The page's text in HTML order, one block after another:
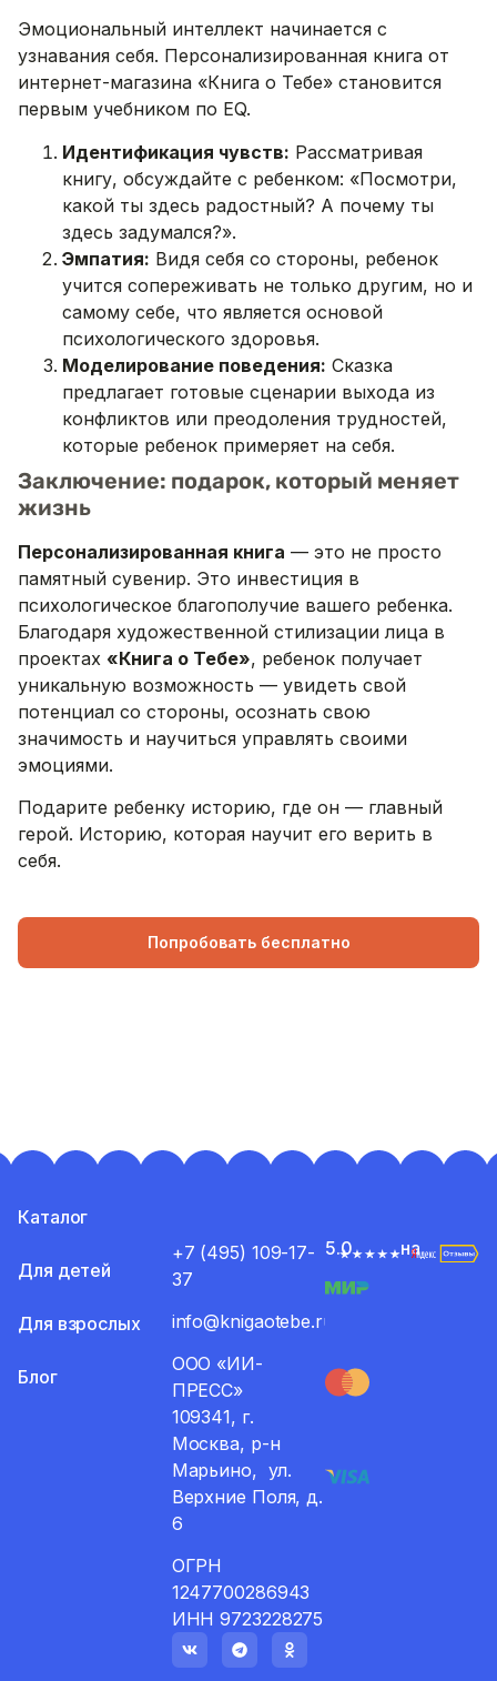
Эмоциональный интеллект начинается с
узнавания себя. Персонализированная книга от
интернет-магазина «Книга о Тебе» становится
первым учебником по EQ.
Идентификация чувств: Рассматривая
книгу, обсуждайте с ребенком: «Посмотри,
какой ты здесь радостный? А почему ты
здесь задумался?».
Эмпатия: Видя себя со стороны, ребенок
учится сопереживать не только другим, но и
самому себе, что является основой
психологического здоровья.
Моделирование поведения: Сказка
предлагает готовые сценарии выхода из
конфликтов или преодоления трудностей,
которые ребенок примеряет на себя.
Заключение: подарок, который меняет
жизнь
Персонализированная книга — это не просто
памятный сувенир. Это инвестиция в
психологическое благополучие вашего ребенка.
Благодаря художественной стилизации лица в
проектах «Книга о Тебе», ребенок получает
уникальную возможность — увидеть свой
потенциал со стороны, осознать свою
значимость и научиться управлять своими
эмоциями.
Подарите ребенку историю, где он — главный
герой. Историю, которая научит его верить в
себя.
Попробовать бесплатно
+7 (495) 109-17-
37
info@knigaotebe.ru
ООО «ИИ-
ПРЕСС»
109341, г.
Москва, р-н
Марьино, ул.
Верхние Поля, д.
6
ОГРН
1247700286943
ИНН 9723228275
Каталог
Для детей
Для взрослых
Блог
5.0 на